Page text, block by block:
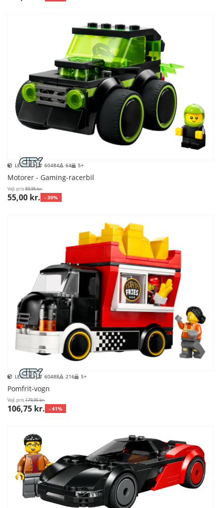
LEGO City 60484 64 5+
Motorer - Gaming-racerbil
Vejl. pris89,95 kr.
55,00 kr. - 39%
LEGO City 60488 216 5+
Pomfrit-vogn
Vejl. pris179,95 kr.
106,75 kr. - 41%